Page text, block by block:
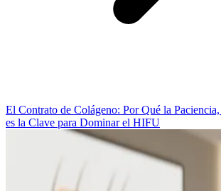
El Contrato de Colágeno: Por Qué la
es la Clave para Dominar el HIFU